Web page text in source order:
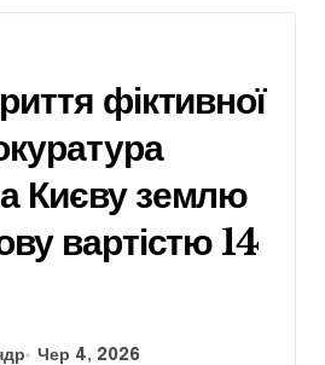
фіктивної
Києву землю
вартістю 14
Чер 4, 2026